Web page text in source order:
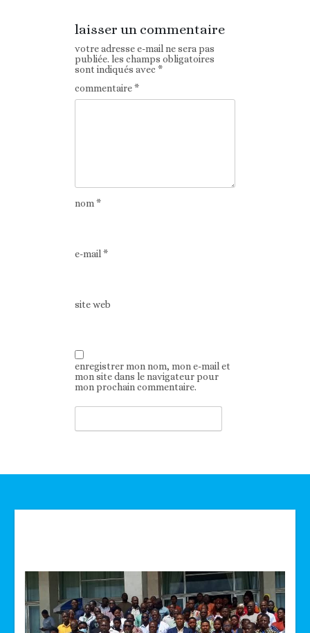
laisser un commentaire
votre adresse e-mail ne sera pas
publiée. les champs obligatoires
sont indiqués avec*
commentaire*
nom*
e-mail*
site web
enregistrer mon nom, mon e-mail et
mon site dans le navigateur pour
mon prochain commentaire.